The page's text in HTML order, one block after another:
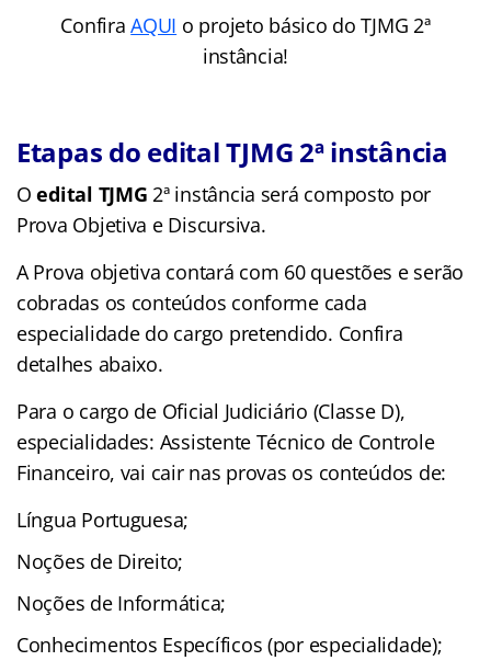
ConfiraAQUI o projeto básico do TJMG 2ª
instância!
Etapas do edital TJMG 2ª instância
Oedital TJMG 2ª instância será composto por
Prova Objetiva e Discursiva.
A Prova objetiva contará com 60 questões e serão
cobradas os conteúdos conforme cada
especialidade do cargo pretendido. Confira
detalhes abaixo.
Para o cargo de Oficial Judiciário (Classe D),
especialidades: Assistente Técnico de Controle
Financeiro, vai cair nas provas os conteúdos de:
Língua Portuguesa;
Noções de Direito;
Noções de Informática;
Conhecimentos Específicos (por especialidade);